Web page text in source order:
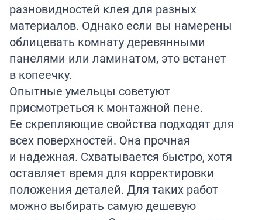
разновидностей клея для разных
материалов. Однако если вы намерены
облицевать комнату деревянными
панелями или ламинатом, это встанет
в копеечку.
Опытные умельцы советуют
присмотреться к монтажной пене.
Ее скрепляющие свойства подходят для
всех поверхностей. Она прочная
и надежная. Схватывается быстро, хотя
оставляет время для корректировки
положения деталей. Для таких работ
можно выбирать самую дешевую